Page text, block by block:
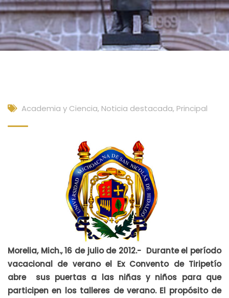
Academia y Ciencia, Noticia destacada, Principal
Morelia, Mich., 16 de julio de 2012.- Durante el período
vacacional de verano el Ex Convento de Tiripetío
abre sus puertas a las niñas y niños para que
participen en los talleres de verano. El propósito de